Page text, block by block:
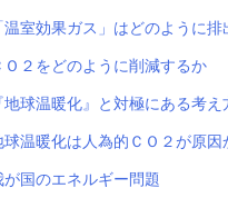
温室効果ガス」はどのように
Ｏ２をどのように削減するか
地球温暖化』と対極にある考え
球温暖化は人為的ＣＯ２が原因
が国のエネルギー問題